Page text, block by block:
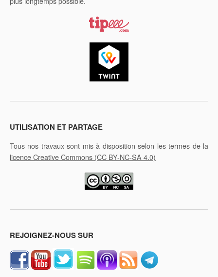
UTILISATION ET PARTAGE
Tous nos travaux sont mis à disposition selon les termes de la
licence Creative Commons (CC BY-NC-SA 4.0)
REJOIGNEZ-NOUS SUR